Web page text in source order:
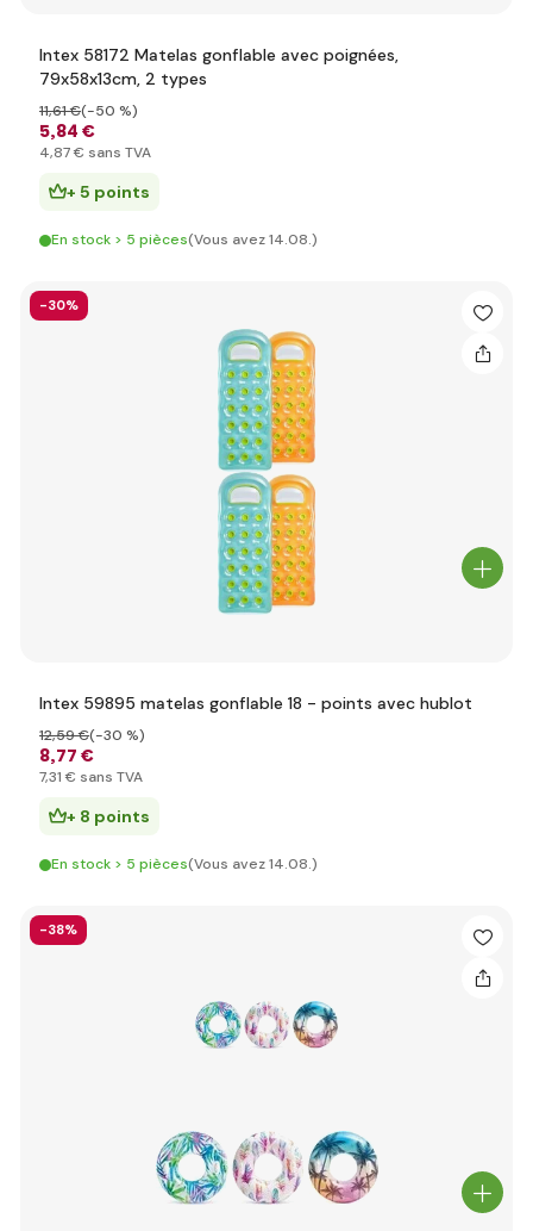
Intex 58172 Matelas gonflable avec poignées,
79x58x13cm, 2 types
5,84 €
11,61 €(-50 %)
4,87 € sans TVA
+ 5 points
En stock > 5 pièces(Vous avez 14.08.)
-30%
Intex 59895 matelas gonflable 18 - points avec hublot
8,77 €
12,59 €(-30 %)
7,31 € sans TVA
+ 8 points
En stock > 5 pièces(Vous avez 14.08.)
-38%